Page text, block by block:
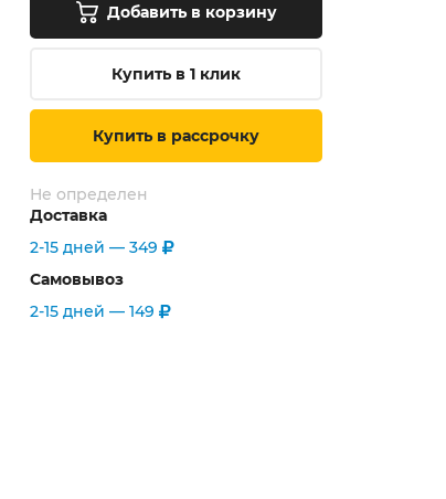
Добавить в корзину
Купить в 1 клик
Купить в рассрочку
Не определен
Доставка
2-15 дней — 349
Самовывоз
2-15 дней — 149